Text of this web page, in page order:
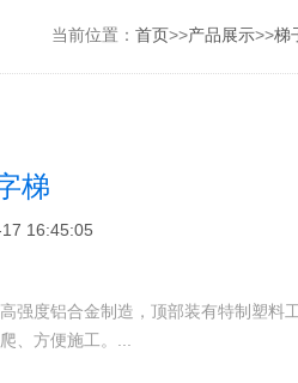
当前位置： 首页>>产品展示>>梯
梯
16:45:05
强度铝合金制造，顶部装有特制塑料
、方便施工。...